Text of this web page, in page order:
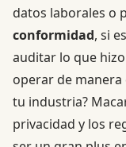
datos laborales o
conformidad, si
auditar lo que
operar de
tu industria?
privacidad y los